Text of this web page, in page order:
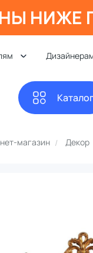
НИЖЕ
Каталог
магазин Декор